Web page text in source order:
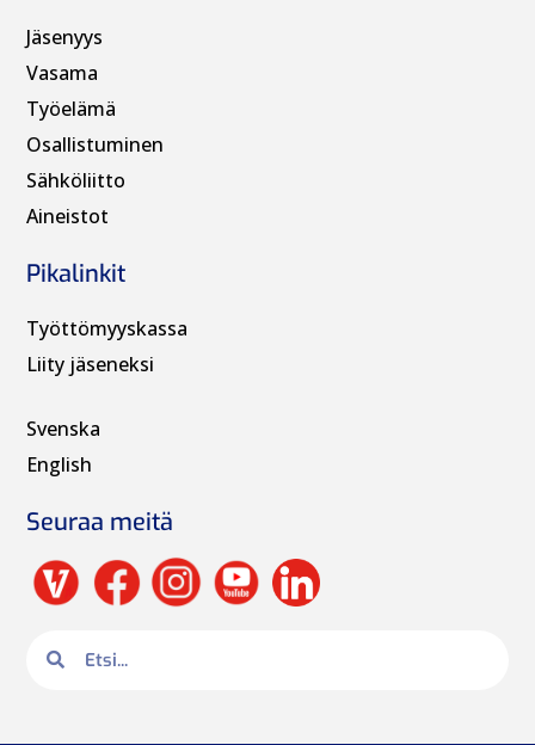
Jäsenyys
Vasama
Työelämä
Osallistuminen
Sähköliitto
Aineistot
Pikalinkit
Työttömyyskassa
Liity jäseneksi
Svenska
English
Seuraa meitä